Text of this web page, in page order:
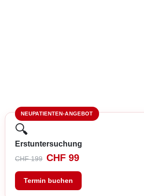
NEUPATIENTEN-ANGEBOT
🔍
Erstuntersuchung
CHF 199 CHF 99
Termin buchen